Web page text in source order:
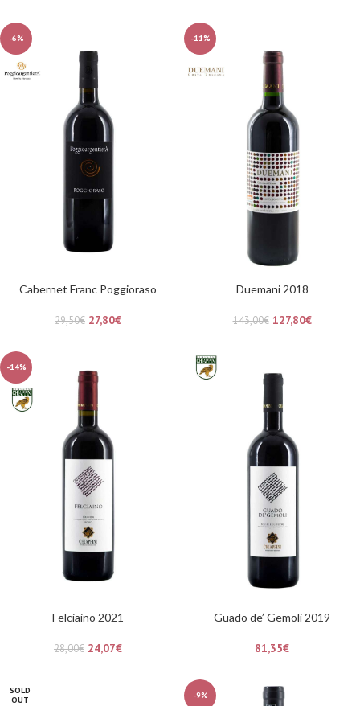
-6%
Cabernet Franc Poggioraso
29,50€ 27,80€
-11%
Duemani 2018
143,00€ 127,80€
-14%
Felciaino 2021
28,00€ 24,07€
Guado de’ Gemoli 2019
81,35€
SOLD
OUT
-9%